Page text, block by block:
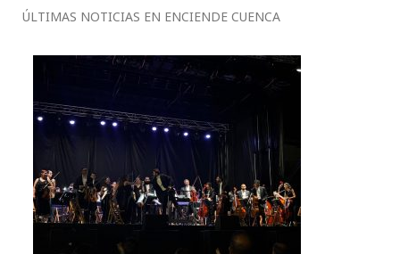
ÚLTIMAS NOTICIAS EN ENCIENDE CUENCA